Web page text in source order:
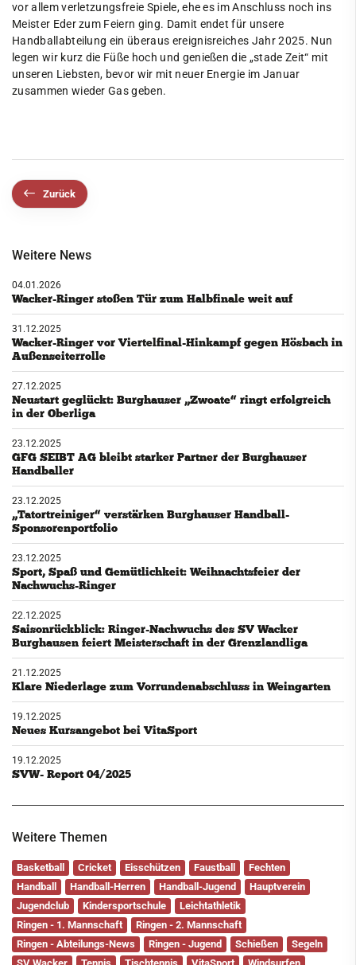
vor allem verletzungsfreie Spiele, ehe es im Anschluss noch ins
Meister Eder zum Feiern ging. Damit endet für unsere
Handballabteilung ein überaus ereignisreiches Jahr 2025. Nun
legen wir kurz die Füße hoch und genießen die „stade Zeit“ mit
unseren Liebsten, bevor wir mit neuer Energie im Januar
zusammen wieder Gas geben.
Zurück
Weitere News
04.01.2026
Wacker-Ringer stoßen Tür zum Halbfinale weit auf
31.12.2025
Wacker-Ringer vor Viertelfinal-Hinkampf gegen Hösbach in
Außenseiterrolle
27.12.2025
Neustart geglückt: Burghauser „Zwoate“ ringt erfolgreich
in der Oberliga
23.12.2025
GFG SEIBT AG bleibt starker Partner der Burghauser
Handballer
23.12.2025
„Tatortreiniger“ verstärken Burghauser Handball-
Sponsorenportfolio
23.12.2025
Sport, Spaß und Gemütlichkeit: Weihnachtsfeier der
Nachwuchs-Ringer
22.12.2025
Saisonrückblick: Ringer-Nachwuchs des SV Wacker
Burghausen feiert Meisterschaft in der Grenzlandliga
21.12.2025
Klare Niederlage zum Vorrundenabschluss in Weingarten
19.12.2025
Neues Kursangebot bei VitaSport
19.12.2025
SVW- Report 04/2025
Weitere Themen
Basketball Cricket Eisschützen Faustball
Fechten
Handball
Handball-Herren Handball-Jugend
Hauptverein
Jugendclub
Kindersportschule
Leichtathletik
Ringen - 1. Mannschaft
Ringen - 2. Mannschaft
Ringen - Abteilungs-News
Ringen - Jugend Schießen
Segeln